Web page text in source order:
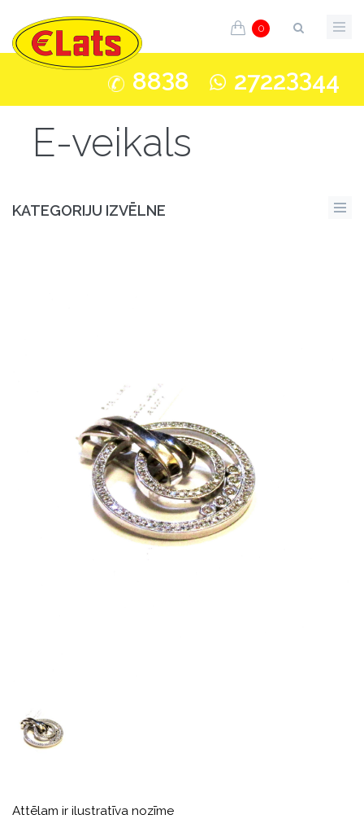
0
8838 27223344
E-veikals
KATEGORIJU IZVĒLNE
Attēlam ir ilustratīva nozīme